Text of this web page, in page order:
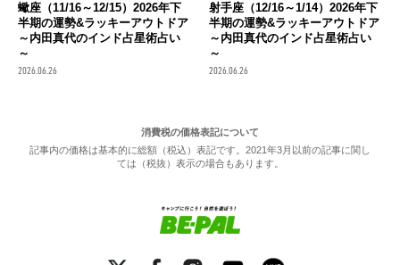
蠍座（11/16～12/15）2026年下
半期の運勢&ラッキーアウトドア
～内田真代のインド占星術占い
～
2026.06.26
射手座（12/16～1/14）2026年下
半期の運勢&ラッキーアウトドア
～内田真代のインド占星術占い
～
2026.06.26
消費税の価格表記について
記事内の価格は基本的に総額（税込）表記です。2021年3月以前の記事に関し
ては（税抜）表示の場合もあります。